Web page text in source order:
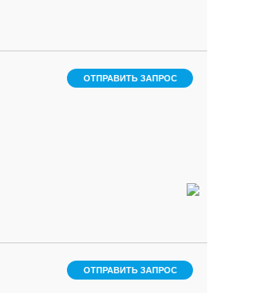
ОТПРАВИТЬ ЗАПРОС
ОТПРАВИТЬ ЗАПРОС